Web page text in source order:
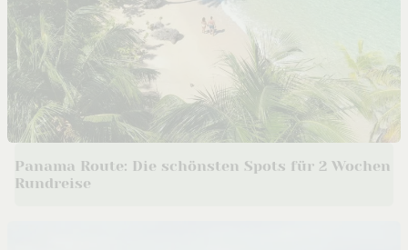
Panama Route: Die schönsten Spots für 2 Wochen
Rundreise